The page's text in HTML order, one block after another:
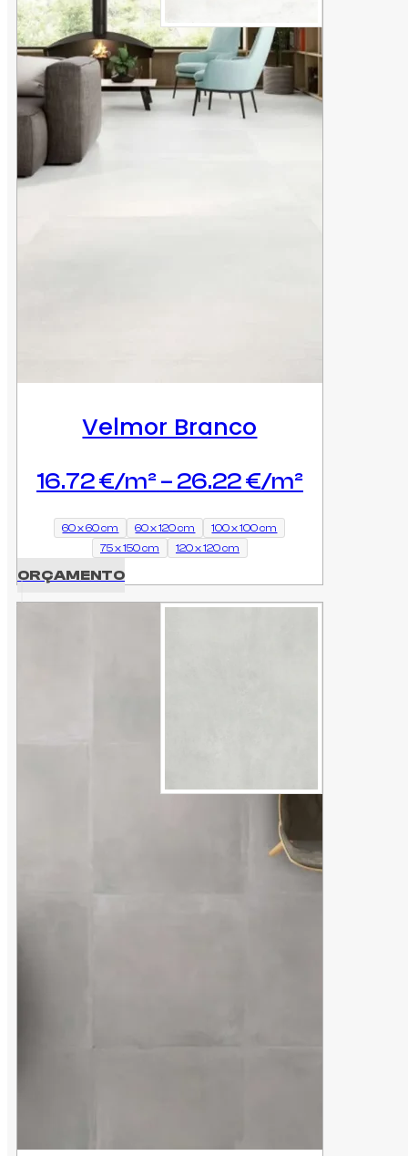
×
0
Nenhum produto no carrinho.
Velmor Branco
16.72€ – 26.22€
Price
26.22 €
60 x 60 cm 60 x 120 cm
100 x 100 cm
75 x 150 cm
120 x 120 cm
ORÇAMENTO